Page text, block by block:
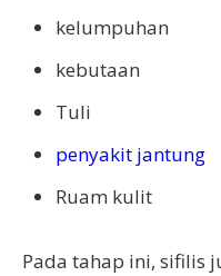
kelumpuhan
kebutaan
Tuli
penyakit jantung
Ruam kulit
Pada tahap ini, sifilis